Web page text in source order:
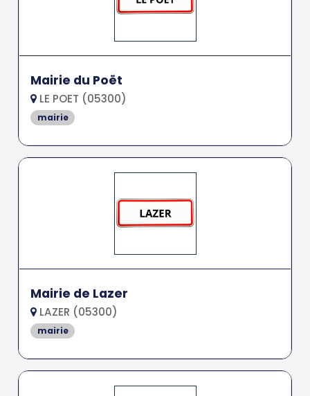
Mairie du Poët
LE POET (05300)
mairie
Mairie de Lazer
LAZER (05300)
mairie